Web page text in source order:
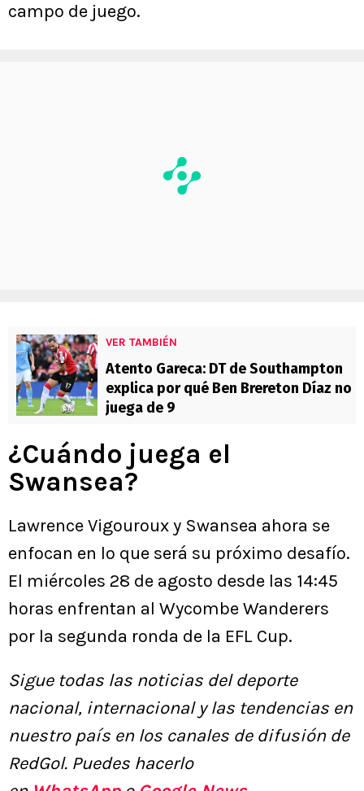
campo de juego.
VER TAMBIÉN
Atento Gareca: DT de Southampton
explica por qué Ben Brereton Díaz no
juega de 9
¿Cuándo juega el
Swansea?
Lawrence Vigouroux y Swansea ahora se
enfocan en lo que será su próximo desafío.
El miércoles 28 de agosto desde las 14:45
horas enfrentan al Wycombe Wanderers
por la segunda ronda de la EFL Cup.
Sigue todas las noticias del deporte
nacional, internacional y las tendencias en
nuestro país en los canales de difusión de
RedGol. Puedes hacerlo